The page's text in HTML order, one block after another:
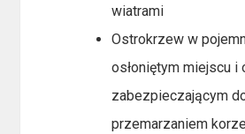
wiatrami
Ostrokrzew w
osłoniętym miejscu i
zabezpieczającym
przemarzaniem